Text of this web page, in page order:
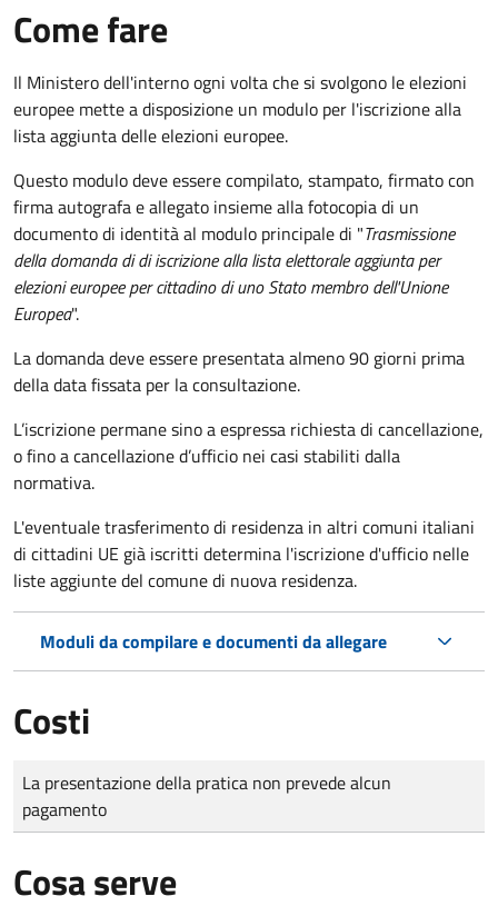
Come fare
Il Ministero dell'interno ogni volta che si svolgono le elezioni
europee mette a disposizione un modulo per l'iscrizione alla
lista aggiunta delle elezioni europee.
Questo modulo deve essere compilato, stampato, firmato con
firma autografa e allegato insieme alla fotocopia di un
documento di identità al modulo principale di "Trasmissione
della domanda di di iscrizione alla lista elettorale aggiunta per
elezioni europee per cittadino di uno Stato membro dell'Unione
Europea".
La domanda deve essere presentata almeno 90 giorni prima
della data fissata per la consultazione.
L’iscrizione permane sino a espressa richiesta di cancellazione,
o fino a cancellazione d’ufficio nei casi stabiliti dalla
normativa.
L'eventuale trasferimento di residenza in altri comuni italiani
di cittadini UE già iscritti determina l'iscrizione d'ufficio nelle
liste aggiunte del comune di nuova residenza.
Moduli da compilare e documenti da allegare
Costi
Tipo di pagamento
Importo
La presentazione della pratica non prevede alcun
pagamento
Cosa serve